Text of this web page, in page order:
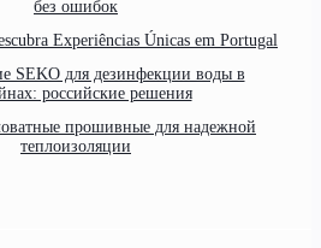
без ошибок
Experiências Únicas em Portugal
SEKO для дезинфекции воды в
российские решения
прошивные для надежной
теплоизоляции